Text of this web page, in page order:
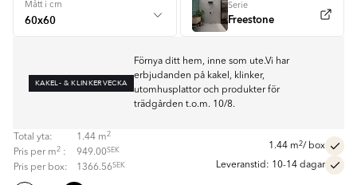
Mått i cm Serie
Freestone
KAKEL- & KLINKERVECKA
Förnya ditt hem, inne som ute.Vi har
erbjudanden på kakel, klinker,
utomhusplattor och produkter för
trädgården t.o.m. 10/8.
Total yta: 1.44 m 2
Pris per m 2 : 949.00SEK
Pris per box: 1366.56SEK
1.44 m2/ box
Leveranstid: 10-14 dagar